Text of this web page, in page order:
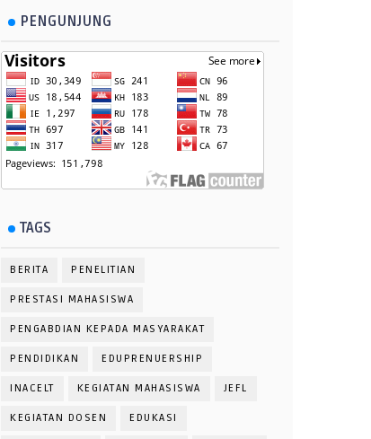
PENGUNJUNG
TAGS
BERITA PENELITIAN
PRESTASI MAHASISWA
PENGABDIAN KEPADA MASYARAKAT
PENDIDIKAN EDUPRENUERSHIP
INACELT KEGIATAN MAHASISWA JEFL
KEGIATAN DOSEN EDUKASI